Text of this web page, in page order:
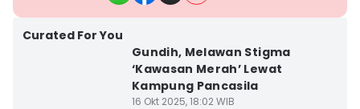
Curated For You
Gundih, Melawan Stigma
‘Kawasan Merah’ Lewat
Kampung Pancasila
16 Okt 2025, 18:02 WIB